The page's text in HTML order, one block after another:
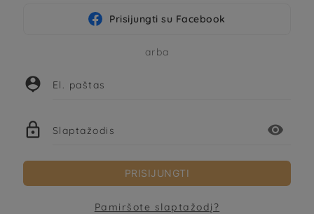
Prisijungti su Facebook
arba
 El. paštas
 Slaptažodis visibility
PRISIJUNGTI
Pamiršote slaptažodį?